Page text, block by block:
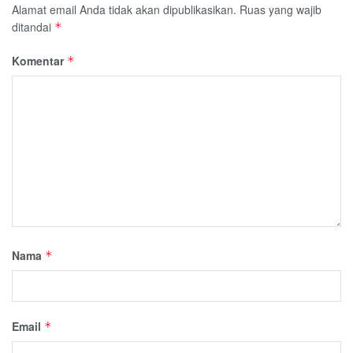
Alamat email Anda tidak akan dipublikasikan. Ruas yang wajib
ditandai *
Komentar *
Nama *
Email *